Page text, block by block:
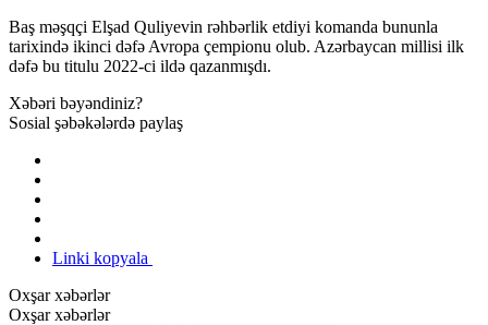
Baş məşqçi Elşad Quliyevin rəhbərlik etdiyi komanda bununla
tarixində ikinci dəfə Avropa çempionu olub. Azərbaycan millisi ilk
dəfə bu titulu 2022-ci ildə qazanmışdı.
Xəbəri bəyəndiniz?
Sosial şəbəkələrdə paylaş
Linki kopyala
Oxşar xəbərlər
Oxşar xəbərlər